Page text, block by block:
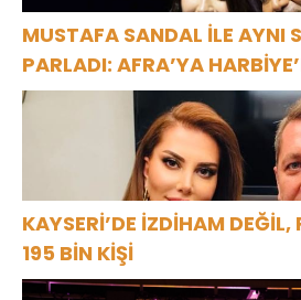
MUSTAFA SANDAL İLE AYNI
PARLADI: AFRA’YA
KAYSERİ’DE İZDİHAM
195 BİN KİŞİ